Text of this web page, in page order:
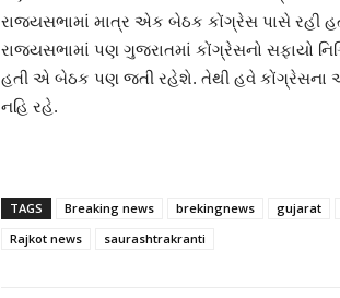
રાજ્યસભામાં માત્ર એક બેઠક કોંગ્રેસ પાસે રહી
રાજ્યસભામાં પણ ગુજરાતમાં કોંગ્રેસનો સફાયો
હતી એ બેઠક પણ જતી રહેશે. તેથી હવે કોંગ્રેસના
નહિ રહે.
TAGS Breaking news brekingnews
gujarat
Rajkot news
saurashtrakranti